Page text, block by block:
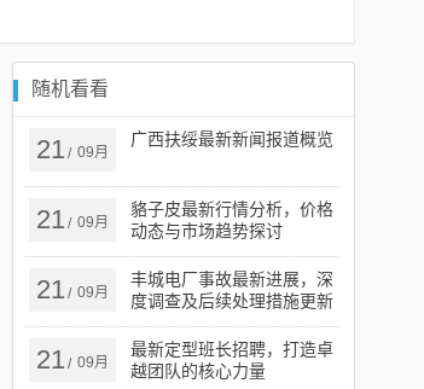
随机看看
21 / 09月
广西扶绥最新新闻报道概览
21 / 09月
貉子皮最新行情分析，价格
动态与市场趋势探讨
21 / 09月
丰城电厂事故最新进展，深
度调查及后续处理措施更新
21 / 09月
最新定型班长招聘，打造卓
越团队的核心力量